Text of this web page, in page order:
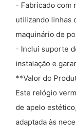
- Fabricado com
utilizando linhas
maquinário de
- Inclui suporte
instalação e
**Valor do
Este relógio
de apelo
adaptada às